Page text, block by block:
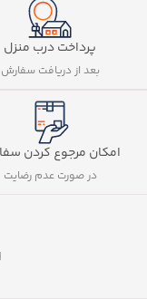
پرداخت درب منزل
بعد از دریافت سفارش
امکان مرجوع کردن
در صورت عدم رضایت